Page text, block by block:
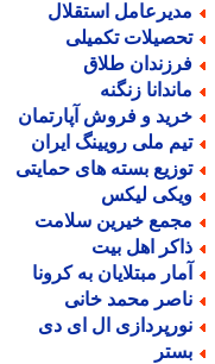
استقلال
تکمیلی
طلاق
زنگنه
و فروش آپارتمان
ملی رویینگ ایران
بسته های حمایتی
لیکس
خیرین سلامت
اهل بیت
مبتلایان به کرونا
محمد خانی
ال ای دی